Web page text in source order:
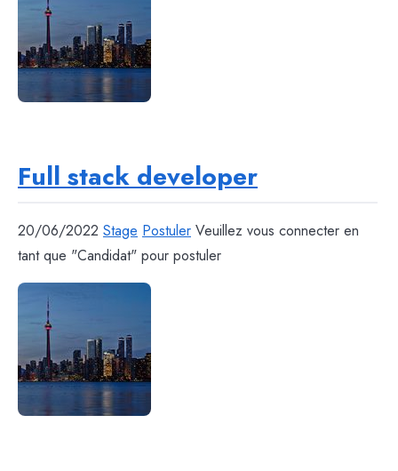
Full stack developer
20/06/2022 Stage Postuler Veuillez vous connecter en
tant que "Candidat" pour postuler